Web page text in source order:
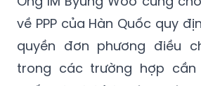
quyền đơn phương điều
trong các trường hợp
quốc gia, lợi ích công cộng
Nam có thể học hỏi để đưa